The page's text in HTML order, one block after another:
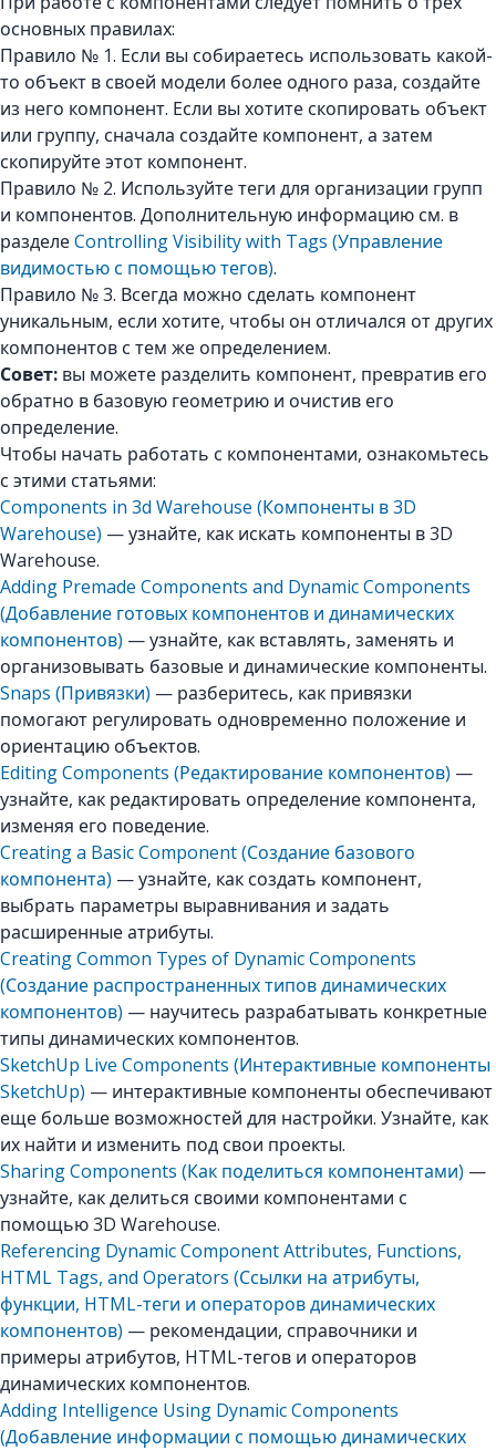
основных правилах:
Правило № 1. Если вы собираетесь использовать какой-
то объект в своей модели более одного раза, создайте
из него компонент. Если вы хотите скопировать объект
или группу, сначала создайте компонент, а затем
скопируйте этот компонент.
Правило № 2. Используйте теги для организации групп
и компонентов. Дополнительную информацию см. в
разделеControlling Visibility with Tags (Управление
видимостью с помощью тегов).
Правило № 3. Всегда можно сделать компонент
уникальным, если хотите, чтобы он отличался от других
компонентов с тем же определением.
Совет: вы можете разделить компонент, превратив его
обратно в базовую геометрию и очистив его
определение.
Чтобы начать работать с компонентами, ознакомьтесь
с этими статьями:
Components in 3d Warehouse (Компоненты в 3D
Warehouse) — узнайте, как искать компоненты в 3D
Warehouse.
Adding Premade Components and Dynamic Components
(Добавление готовых компонентов и динамических
компонентов) — узнайте, как вставлять, заменять и
организовывать базовые и динамические компоненты.
Snaps (Привязки) — разберитесь, как привязки
помогают регулировать одновременно положение и
ориентацию объектов.
Editing Components (Редактирование компонентов) —
узнайте, как редактировать определение компонента,
изменяя его поведение.
Creating a Basic Component (Создание базового
компонента) — узнайте, как создать компонент,
выбрать параметры выравнивания и задать
расширенные атрибуты.
Creating Common Types of Dynamic Components
(Создание распространенных типов динамических
компонентов) — научитесь разрабатывать конкретные
типы динамических компонентов.
SketchUp Live Components (Интерактивные компоненты
SketchUp) — интерактивные компоненты обеспечивают
еще больше возможностей для настройки. Узнайте, как
их найти и изменить под свои проекты.
Sharing Components (Как поделиться компонентами) —
узнайте, как делиться своими компонентами с
помощью 3D Warehouse.
Referencing Dynamic Component Attributes, Functions,
HTML Tags, and Operators (Ссылки на атрибуты,
функции, HTML-теги и операторов динамических
компонентов) — рекомендации, справочники и
примеры атрибутов, HTML-тегов и операторов
динамических компонентов.
Adding Intelligence Using Dynamic Components
(Добавление информации с помощью динамических